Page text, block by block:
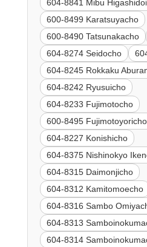
604-8841 Mibu
600-8499 Karatsuyacho
600-8490 Tatsunakacho
604-8274 Seidocho
604-8245 Rokkaku
604-8242 Ryusuicho
604-8233 Fujimotocho
600-8495 Fujimotoyoricho
604-8227 Konishicho
604-8375 Nishinokyo
604-8315 Daimonjicho
604-8312 Kamitomoecho
604-8316 Sambo
604-8313
604-8314